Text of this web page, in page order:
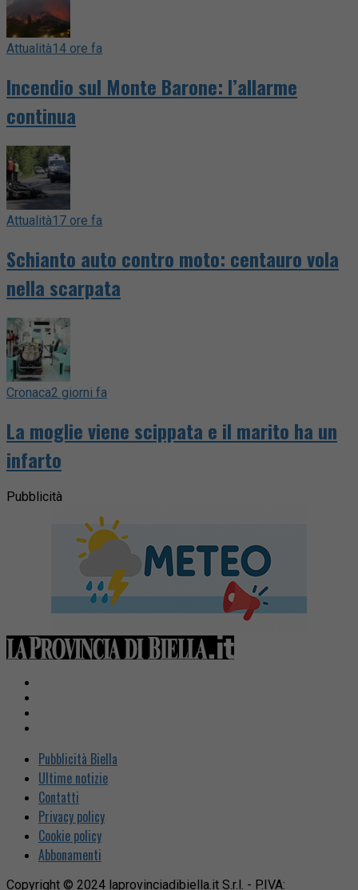
Attualità14 ore fa
Incendio sul Monte Barone: l’allarme
continua
Attualità17 ore fa
Schianto auto contro moto: centauro vola
nella scarpata
Cronaca2 giorni fa
La moglie viene scippata e il marito ha un
infarto
Pubblicità
Pubblicità Biella
Ultime notizie
Contatti
Privacy policy
Cookie policy
Abbonamenti
Copyright © 2024 laprovinciadibiella.it S.r.l. - P.IVA: